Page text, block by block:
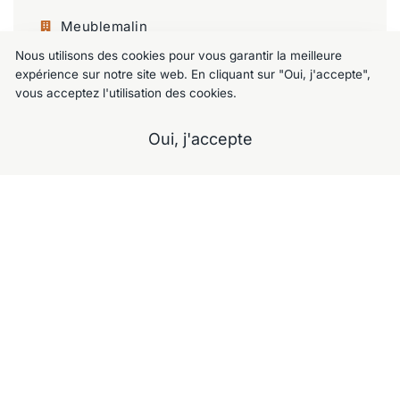
Meublemalin
Chaussée de Charleroi 125, 1060 Saint-
Gilles
meublemalin@hotmail.com
Nous utilisons des cookies pour vous garantir la meilleure
expérience sur notre site web. En cliquant sur "Oui, j'accepte",
vous acceptez l'utilisation des cookies.
Oui, j'accepte